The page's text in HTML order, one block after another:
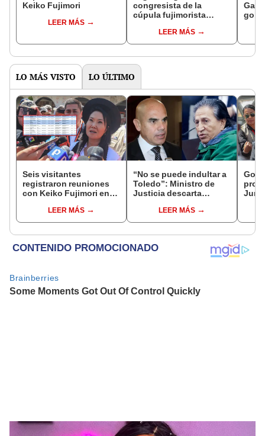
Keiko Fujimori
LEER MÁS
congresista de la
cúpula fujimorista
del SenadoLEER MÁS
LO MÁS VISTO LO ÚLTIMO
Seis visitantes
registraron reuniones
con Keiko Fujimori en
presidenta se
encontraba en Junín
LEER MÁS
“No se puede indultar a
Toledo”: Ministro de
Justicia descarta
exmandatario
LEER MÁS